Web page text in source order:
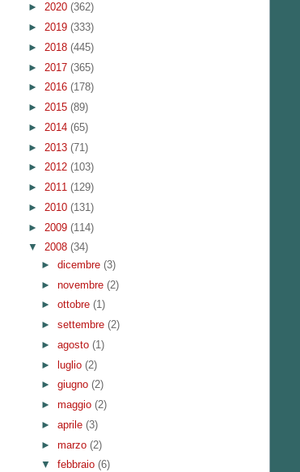
► 2020 (362)
► 2019 (333)
► 2018 (445)
► 2017 (365)
► 2016 (178)
► 2015 (89)
► 2014 (65)
► 2013 (71)
► 2012 (103)
► 2011 (129)
► 2010 (131)
► 2009 (114)
▼ 2008 (34)
► dicembre (3)
► novembre (2)
► ottobre (1)
► settembre (2)
► agosto (1)
► luglio (2)
► giugno (2)
► maggio (2)
► aprile (3)
► marzo (2)
▼ febbraio (6)